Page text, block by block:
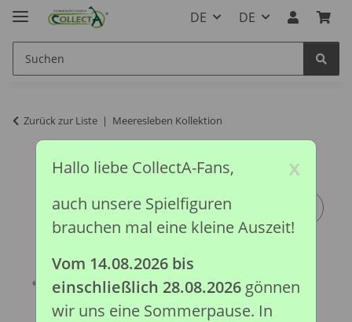
DE DE
Zurück zur Liste Meeresleben Kollektion
x
Hallo liebe CollectA-Fans,
auch unsere Spielfiguren
brauchen mal eine kleine Auszeit!
Vom 14.08.2026 bis
einschließlich 28.08.2026gönnen
wir uns eine Sommerpause. In